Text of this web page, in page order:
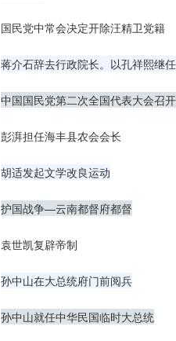
国民党中常会决定开除汪精卫党籍
蒋介石辞去行政院长。以孔祥熙继任
中国国民党第二次全国代表大会召开
彭湃担任海丰县农会会长
胡适发起文学改良运动
护国战争—云南都督府都督
袁世凯复辟帝制
孙中山在大总统府门前阅兵
孙中山就任中华民国临时大总统